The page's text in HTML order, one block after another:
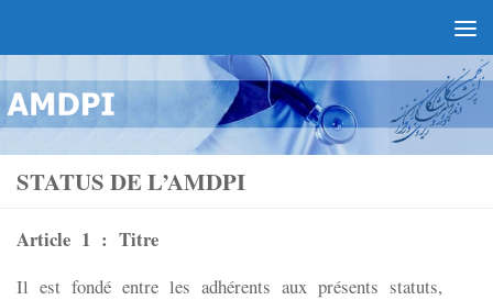
STATUS DE L’AMDPI
Article 1 : Titre
Il est fondé entre les adhérents aux présents statuts,